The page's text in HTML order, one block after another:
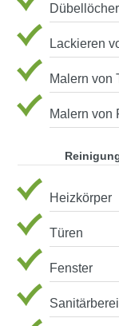
Lackieren
Malern von
Malern von
Heizkörper
Türen
Fenster